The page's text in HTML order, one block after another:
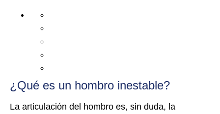
¿Qué es un hombro inestable?
La articulación del hombro es, sin duda, la